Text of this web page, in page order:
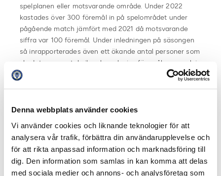
Denna webbplats använder cookies
Vi använder cookies och liknande teknologier för att
analysera vår trafik, förbättra din användarupplevelse och
för att rikta anpassad information och marknadsföring till
dig. Den information som samlas in kan komma att delas
med sociala medier och annons- och analysföretag som
spelplanen eller motsvarande område. Under 2022
kastades över 300 föremål in på spelområdet under
pågående match jämfört med 2021 då motsvarande
siffra var 100 föremål. Under inledningen på säsongen
så inrapporterades även ett ökande antal personer som
skadats av pyroteknik och explosiva föremål exempelvis
brännskador, inhalerat rök eller hörselskador.
Svensk Elitfotboll och Svenska Fotbollförbundet att
initiera ett flertal projekt bland annat inom
kameraövervakning. Det kommer ge ytterligare verktyg
föra att på ett rättssäkert sätt kunna identifiera de